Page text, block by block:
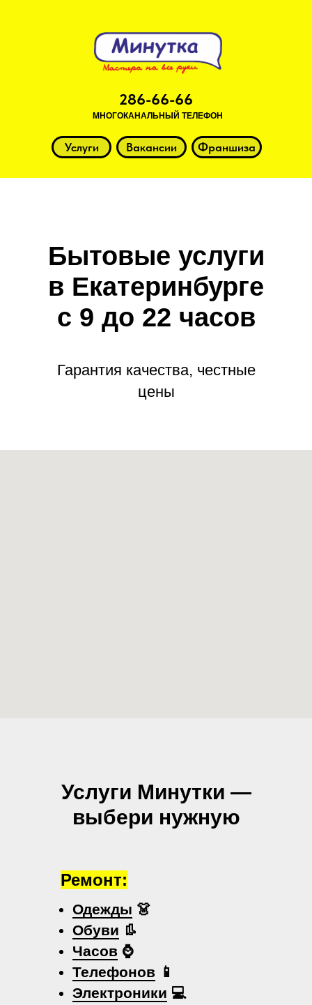
286-66-66
МНОГОКАНАЛЬНЫЙ ТЕЛЕФОН
Услуги Вакансии Франшиза
Бытовые услуги
в Екатеринбурге
с 9 до 22 часов
Гарантия качества, честные
цены
Услуги Минутки —
выбери нужную
Одежды 👗
Обуви 👢
Часов ⌚
Телефонов 📱
Электроники 💻
Ремонт: